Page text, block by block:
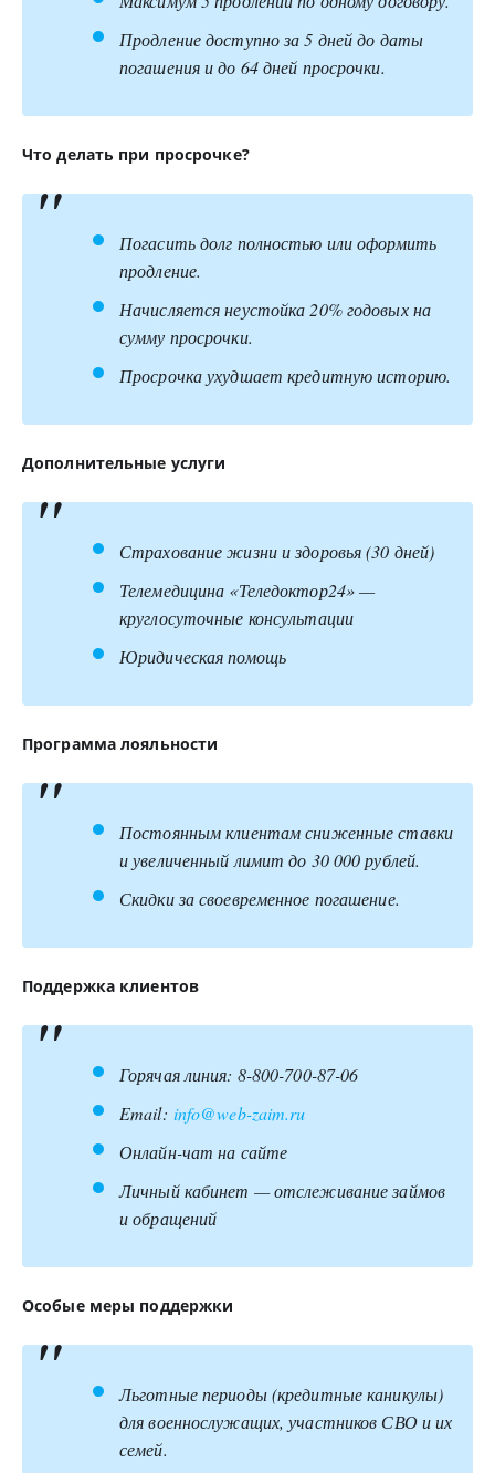
Продление доступно за 5 дней до даты
погашения и до 64 дней просрочки.
Что делать при просрочке?
Погасить долг полностью или оформить
продление.
Начисляется неустойка 20% годовых на
сумму просрочки.
Просрочка ухудшает кредитную историю.
Дополнительные услуги
Страхование жизни и здоровья (30 дней)
Телемедицина «Теледоктор24» —
круглосуточные консультации
Юридическая помощь
Программа лояльности
Постоянным клиентам сниженные ставки
и увеличенный лимит до 30 000 рублей.
Скидки за своевременное погашение.
Поддержка клиентов
Горячая линия: 8-800-700-87-06
Email: info@web-zaim.ru
Онлайн-чат на сайте
Личный кабинет — отслеживание займов
и обращений
Особые меры поддержки
Льготные периоды (кредитные каникулы)
для военнослужащих, участников СВО и их
семей.